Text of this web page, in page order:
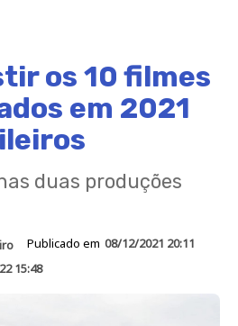
os 10 filmes
em 2021
duas produções
Publicado em 08/12/2021 20:11
15:48